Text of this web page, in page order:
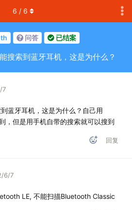
问答 已结案
搜索到蓝牙耳机，这是为什么？
6 / 6
7
蓝牙耳机，这是为什么？自己用
，但是用手机自带的搜索就可以搜到
回复
6/7
LE, 不能扫描Bluetooth Classic